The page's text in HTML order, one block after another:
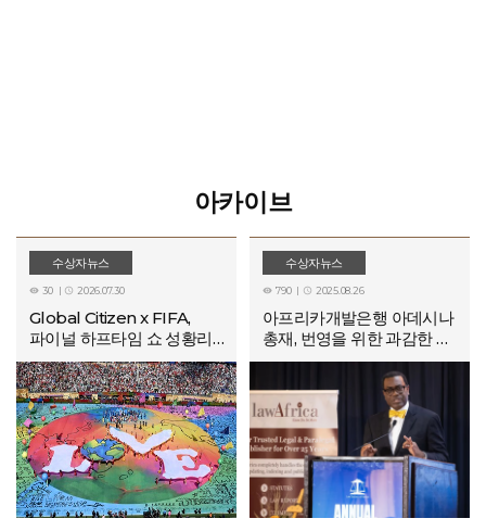
아카이브
수상자뉴스
 30  2026.07.30
Global Citizen x FIFA,
파이널 하프타임 쇼 성황리에
개최… 전 세계 어린이를 위한
교육 기금 지원 지속
수상자뉴스
 790  2025.08.26
아프리카개발은행 아데시나
총재, 번영을 위한 과감한 법·
거버넌스 개혁 촉구